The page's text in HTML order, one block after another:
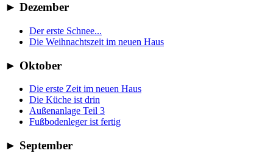
► Dezember
Der erste Schnee...
Die Weihnachtszeit im neuen Haus
► Oktober
Die erste Zeit im neuen Haus
Die Küche ist drin
Außenanlage Teil 3
Fußbodenleger ist fertig
► September